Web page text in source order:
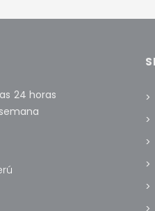
24 horas